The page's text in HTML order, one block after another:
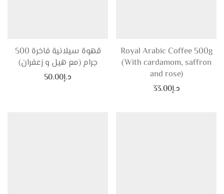
قهوة سيلانية فاخرة 500
جرام (مع هيل و زعفران)
د.إ50.00
Royal Arabic Coffee 500g
(With cardamom, saffron
and rose)
د.إ33.00